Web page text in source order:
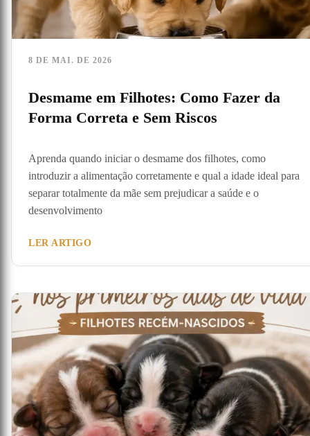
8 DE MAI. DE 2026
Desmame em Filhotes: Como Fazer da
Forma Correta e Sem Riscos
Aprenda quando iniciar o desmame dos filhotes, como
introduzir a alimentação corretamente e qual a idade ideal para
separar totalmente da mãe sem prejudicar a saúde e o
desenvolvimento
LER ARTIGO